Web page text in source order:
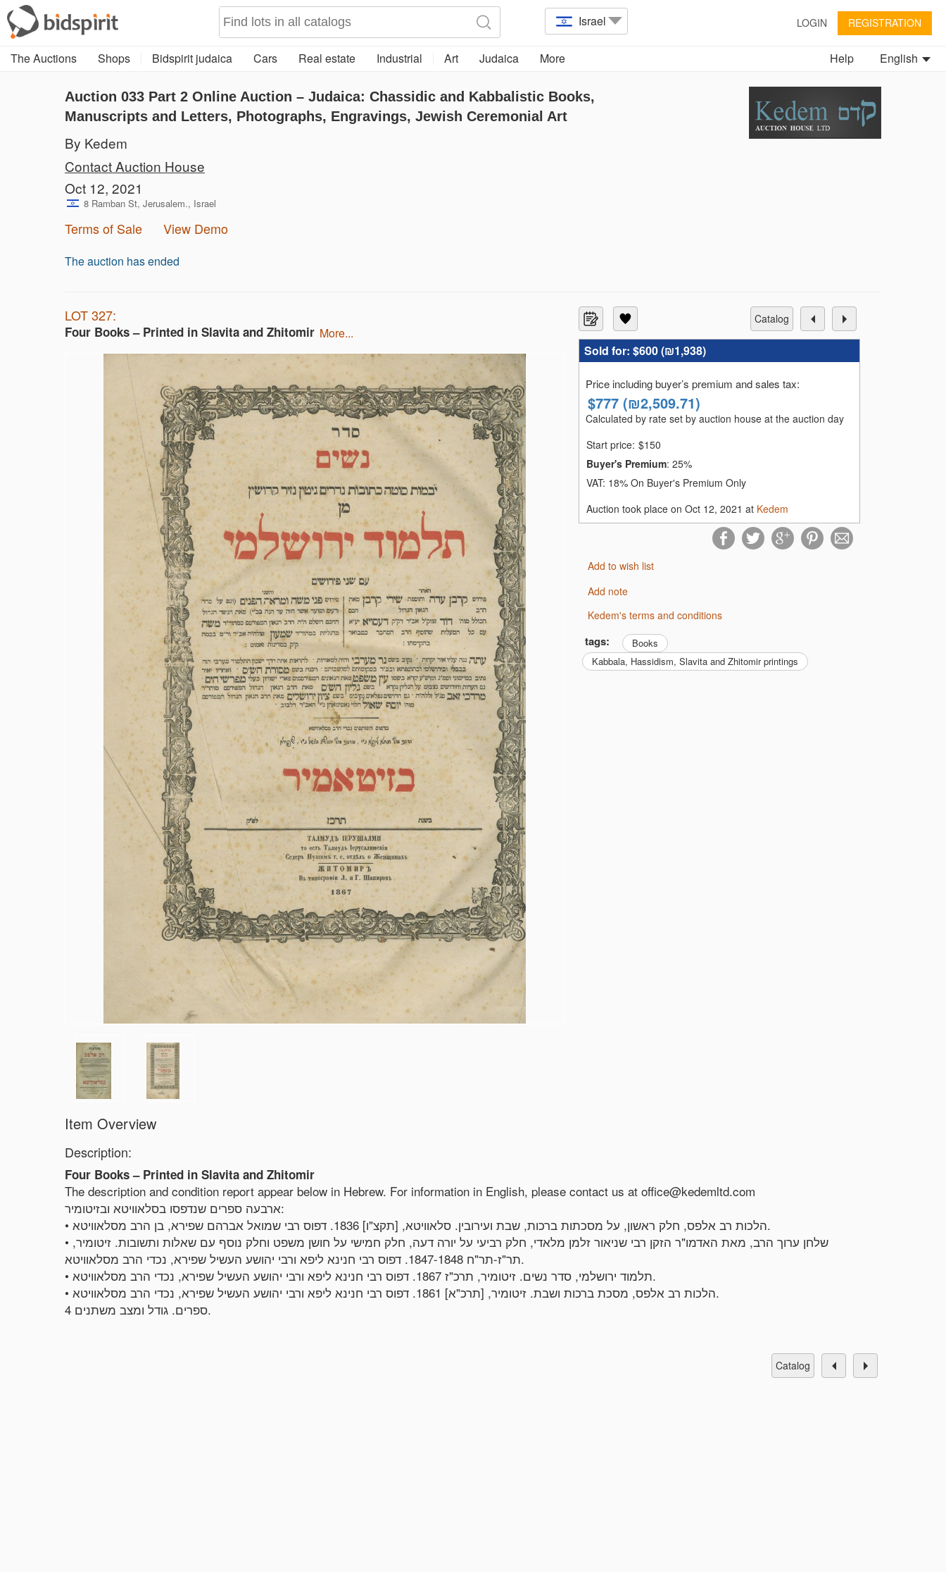
Israel LOGIN REGISTRATION
The Auctions Shops Bidspirit judaica Cars Real estate Industrial Art Judaica More English
Help
Auction 033 Part 2 Online Auction – Judaica: Chassidic and Kabbalistic Books,
Manuscripts and Letters, Photographs, Engravings, Jewish Ceremonial Art
By Kedem
Contact Auction House
Oct 12, 2021
8 Ramban St, Jerusalem., Israel
Terms of Sale View Demo
The auction has ended
LOT 327:
Four Books – Printed in Slavita and Zhitomir more...
catalog
Sold for: $600 (₪1,938)
Price including buyer’s premium and sales tax:
$777 (₪2,509.71)
Calculated by rate set by auction house at the auction day
Start price: $150
Buyer's Premium: 25%
VAT: 18% On Buyer's Premium Only
Auction took place on Oct 12, 2021 at Kedem
Add to wish list
Add note
Kedem's terms and conditions
tags:
Books
Kabbala, Hassidism, Slavita and Zhitomir printings
Item Overview
Description:
Four Books – Printed in Slavita and Zhitomir
The description and condition report appear below in Hebrew. For information in English, please contact us at office@kedemltd.com
ארבעה ספרים שנדפסו בסלאוויטא ובזיטומיר:
• הלכות רב אלפס, חלק ראשון, על מסכתות ברכות, שבת ועירובין. סלאוויטא, [תקצ"ו] 1836. דפוס רבי שמואל אברהם שפירא, בן הרב מסלאוויטא.
• שלחן ערוך הרב, מאת האדמו"ר הזקן רבי שניאור זלמן מלאדי, חלק רביעי על יורה דעה, חלק חמישי על חושן משפט וחלק נוסף עם שאלות ותשובות. זיטומיר,
תר"ז-תר"ח 1847-1848. דפוס רבי חנינא ליפא ורבי יהושע העשיל שפירא, נכדי הרב מסלאוויטא.
• תלמוד ירושלמי, סדר נשים. זיטומיר, תרכ"ז 1867. דפוס רבי חנינא ליפא ורבי יהושע העשיל שפירא, נכדי הרב מסלאוויטא.
• הלכות רב אלפס, מסכת ברכות ושבת. זיטומיר, [תרכ"א] 1861. דפוס רבי חנינא ליפא ורבי יהושע העשיל שפירא, נכדי הרב מסלאוויטא.
4 ספרים. גודל ומצב משתנים.
catalog